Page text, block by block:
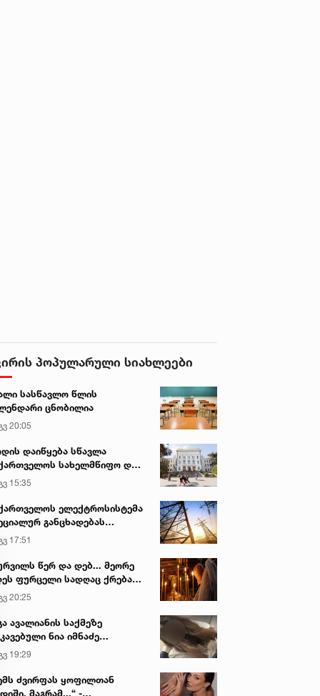
პოპულარული სიახლეები
სასწავლო წლის
ცნობილია
20:05
დაიწყება სწავლა
სახელმწიფო და
უნივერსიტეტებში
15:35
ელექტროსისტემა
განცხადებას
17:51
წერ და დებ... მეორე
ფურცელი სადღაც ქრება
სურვილი სრულდება...“ -
ტაძარი შიდა
20:25
ავალიანის საქმეზე
ნია იმნაძე
გადაჰყავთ
19:29
ძვირფას ყოფილთან
მაგრამ...“ -